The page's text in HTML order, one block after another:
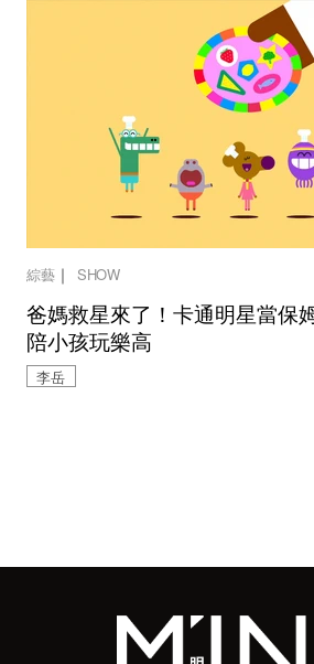
綜藝｜ SHOW
爸媽救星來了！卡通明星當保
陪小孩玩樂高
李岳